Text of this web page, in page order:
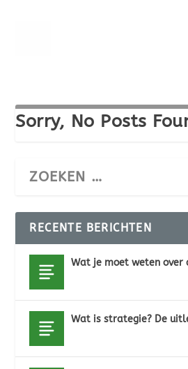
Sorry, No Posts
RECENTE BERICHTEN
Wat je moet weten over
Wat is strategie? De